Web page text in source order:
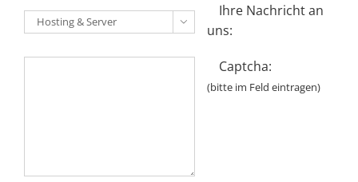

Ihre Nachricht an
uns:
Captcha:
(bitte im Feld eintragen)